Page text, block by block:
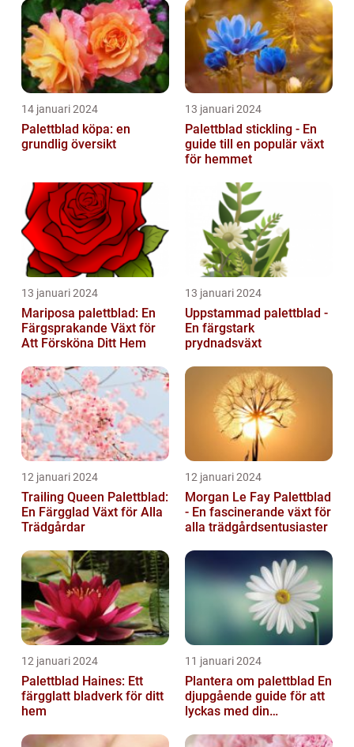
14 januari 2024
Palettblad köpa: en
grundlig översikt
13 januari 2024
Palettblad stickling - En
guide till en populär växt
för hemmet
13 januari 2024
Mariposa palettblad: En
Färgsprakande Växt för
Att Försköna Ditt Hem
13 januari 2024
Uppstammad palettblad -
En färgstark
prydnadsväxt
12 januari 2024
Trailing Queen Palettblad:
En Färgglad Växt för Alla
Trädgårdar
12 januari 2024
Morgan Le Fay Palettblad
- En fascinerande växt för
alla trädgårdsentusiaster
12 januari 2024
Palettblad Haines: Ett
färgglatt bladverk för ditt
hem
11 januari 2024
Plantera om palettblad En
djupgående guide för att
lyckas med din